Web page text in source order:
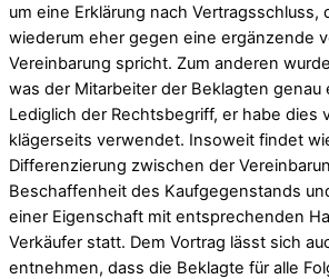
um eine Erklärung nach Vertragsschluss,
wiederum eher gegen eine ergänzende
Vereinbarung spricht. Zum anderen
was der Mitarbeiter der Beklagten genau
Lediglich der Rechtsbegriff, er habe dies
klägerseits verwendet. Insoweit findet
Differenzierung zwischen der
Beschaffenheit des Kaufgegenstands
einer Eigenschaft mit entsprechenden
Verkäufer statt. Dem Vortrag lässt sich
entnehmen, dass die Beklagte für alle